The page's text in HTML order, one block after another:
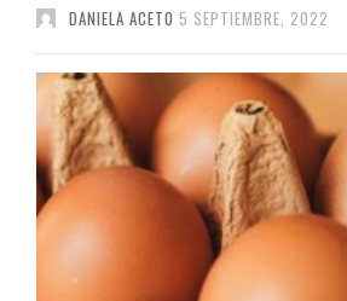
DANIELA ACETO 5 SEPTIEMBRE, 2022